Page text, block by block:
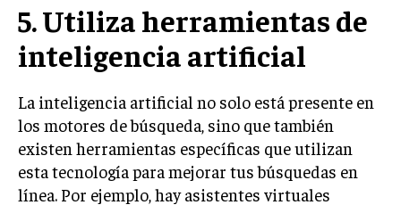
5. Utiliza herramientas de
inteligencia artificial
La inteligencia artificial no solo está presente en
los motores de búsqueda, sino que también
existen herramientas específicas que utilizan
esta tecnología para mejorar tus búsquedas en
línea. Por ejemplo, hay asistentes virtuales